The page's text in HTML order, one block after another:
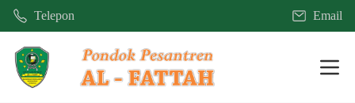
Telepon Email